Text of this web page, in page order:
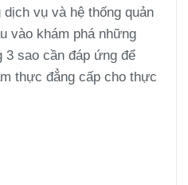
vụ và hệ thống quản
vào khám phá những
3 sao cần đáp ứng để
thực đẳng cấp cho thực